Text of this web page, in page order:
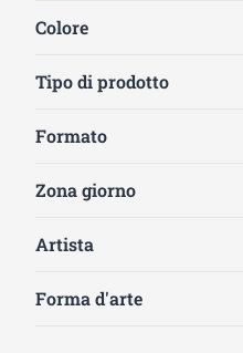
Colore
Tipo di prodotto
Formato
Zona giorno
Artista
Forma d'arte